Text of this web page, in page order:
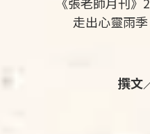
走出心靈雨
撰文